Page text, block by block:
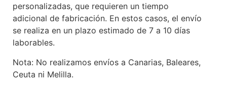
personalizadas, que requieren un tiempo
adicional de fabricación. En estos casos, el envío
se realiza en un plazo estimado de 7 a 10 días
laborables.
Nota: No realizamos envíos a Canarias, Baleares,
Ceuta ni Melilla.